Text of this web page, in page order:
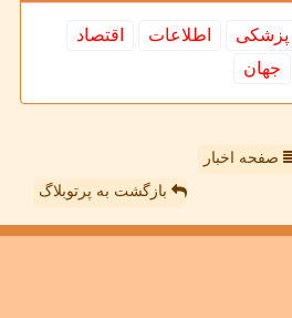
پزشكی اطلاعات
اقتصاد
جهان
صفحه اخبار
بازگشت به پرتوبلاگ